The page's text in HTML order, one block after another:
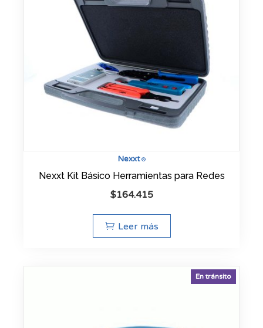
Nexxt®
Nexxt Kit Básico Herramientas para Redes
$164.415
Leer más
En tránsito